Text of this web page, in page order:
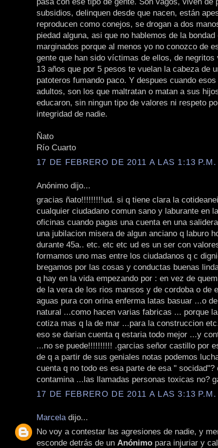
subsidios, delinquen desde que nacen, están
reproducen como conejos, se drogan a dos
piedad alguna, asi que no hablemos de la bondad
marginados porque al menos yo no conozco de
gente que han sido víctimas de ellos, de negritos
13 años que por 5 pesos te vuelan la cabeza de
patoteros fumando paco. Y despues cuando
adultos, son los que maltratan o matan a sus
educaron, sin ningun tipo de valores ni respeto
integridad de nadie.
Ñato
Río Cuarto
17 DE FEBRERO DE 2011 A LAS 1:13 P.M.
Anónimo dijo...
gracias ñato!!!!!!!!!ud. si q tiene clara la
cualquier ciudadano comun sano y laburante en
oficinas cuando pagas una cuenta en una
una jubilacion misera de algun anciano q laburo
durante 45a.. etc. etc etc ud es un ser con
formamos uno mas entre los ciudadanos q c
bregamos por las cosas y conductas buenas
q hay en la vida empezando por : en vez de
de la vera de los rios mansos y de cordoba o de
aguas pura con orina enferma latas basuar ...o
natural ...como hacen varias fabricas ... porque
cotiza mas q la de mar ...para la construccion
eso se darian cuenta q estaria todo mejor ...y
...no se puede!!!!!!!!!! .garcias señor castillo por
de q a partir de sus geniales notas podemos
cuenta q no todo es esa parte de esa " socidad"?
contamina ...las llamadas personas toxicas no?
17 DE FEBRERO DE 2011 A LAS 3:13 P.M.
Marcela dijo...
No voy a contestar las agresiones de nadie, y
esconde detrás de un Anónimo para injuriar y